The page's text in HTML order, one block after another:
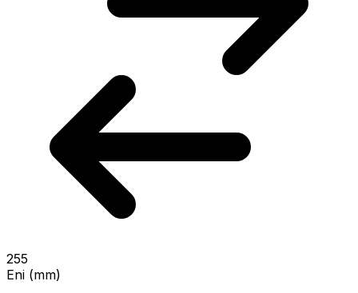
255
Eni (mm)